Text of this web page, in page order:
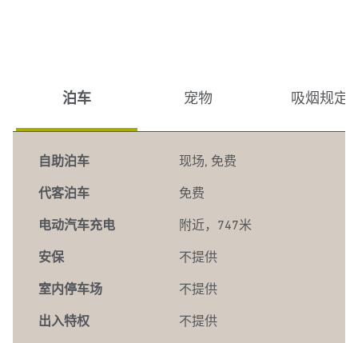
泊车 宠物 吸烟规定
自助泊车 现场, 免费
代客泊车 免费
电动汽车充电 附近，747米
安保 不提供
室内停车场 不提供
出入特权 不提供